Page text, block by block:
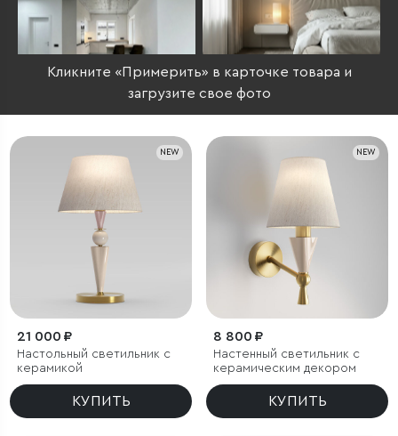
Кликните «Примерить» в карточке товара и
загрузите свое фото
NEW
21 000 ₽
Настольный светильник с
керамикой
КУПИТЬ
NEW
8 800 ₽
Настенный светильник с
керамическим декором
КУПИТЬ